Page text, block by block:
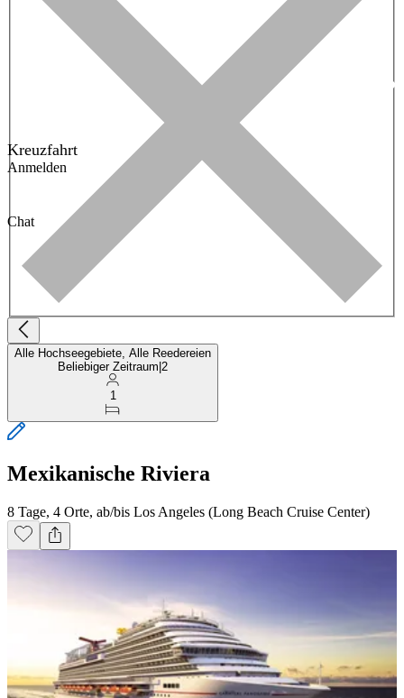
Kreuzfahrt
Anmelden
Chat
Alle Hochseegebiete, Alle Reedereien
Beliebiger Zeitraum 2
1
Mexikanische Riviera
8 Tage, 4 Orte, ab/bis Los Angeles (Long Beach Cruise Center)